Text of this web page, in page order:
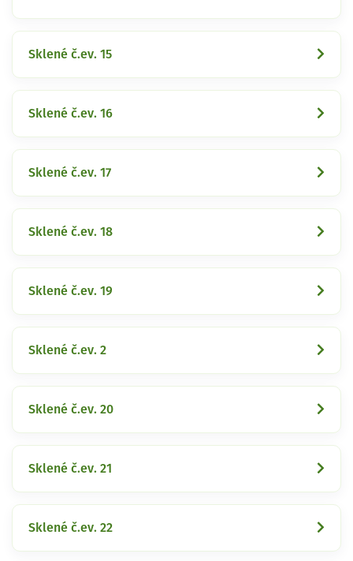
Sklené č.ev. 15
Sklené č.ev. 16
Sklené č.ev. 17
Sklené č.ev. 18
Sklené č.ev. 19
Sklené č.ev. 2
Sklené č.ev. 20
Sklené č.ev. 21
Sklené č.ev. 22